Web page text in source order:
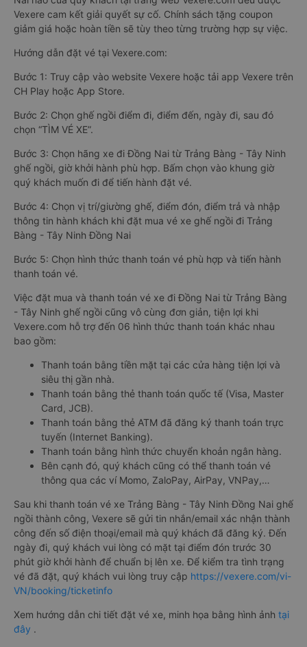
Vexere cam kết giải quyết sự cố. Chính sách tặng coupon
giảm giá hoặc hoàn tiền sẽ tùy theo từng trường hợp sự việc.
Hướng dẫn đặt vé tại Vexere.com:
Bước 1: Truy cập vào website Vexere hoặc tải app Vexere trên
CH Play hoặc App Store.
Bước 2: Chọn ghế ngồi điểm đi, điểm đến, ngày đi, sau đó
chọn “TÌM VÉ XE”.
Bước 3: Chọn hãng xe đi Đồng Nai từ Trảng Bàng - Tây Ninh
ghế ngồi, giờ khởi hành phù hợp. Bấm chọn vào khung giờ
quý khách muốn đi để tiến hành đặt vé.
Bước 4: Chọn vị trí/giường ghế, điểm đón, điểm trả và nhập
thông tin hành khách khi đặt mua vé xe ghế ngồi đi Trảng
Bàng - Tây Ninh Đồng Nai
Bước 5: Chọn hình thức thanh toán vé phù hợp và tiến hành
thanh toán vé.
Việc đặt mua và thanh toán vé xe đi Đồng Nai từ Trảng Bàng
- Tây Ninh ghế ngồi cũng vô cùng đơn giản, tiện lợi khi
Vexere.com hỗ trợ đến 06 hình thức thanh toán khác nhau
bao gồm:
Thanh toán bằng tiền mặt tại các cửa hàng tiện lợi và
siêu thị gần nhà.
Thanh toán bằng thẻ thanh toán quốc tế (Visa, Master
Card, JCB).
Thanh toán bằng thẻ ATM đã đăng ký thanh toán trực
tuyến (Internet Banking).
Thanh toán bằng hình thức chuyển khoản ngân hàng.
Bên cạnh đó, quý khách cũng có thể thanh toán vé
thông qua các ví Momo, ZaloPay, AirPay, VNPay,…
Sau khi thanh toán vé xe Trảng Bàng - Tây Ninh Đồng Nai ghế
ngồi thành công, Vexere sẽ gửi tin nhắn/email xác nhận thành
công đến số điện thoại/email mà quý khách đã đăng ký. Đến
ngày đi, quý khách vui lòng có mặt tại điểm đón trước 30
phút giờ khởi hành để chuẩn bị lên xe. Để kiểm tra tình trạng
vé đã đặt, quý khách vui lòng truy cập https://vexere.com/vi-
VN/booking/ticketinfo
Xem hướng dẫn chi tiết đặt vé xe, minh họa bằng hình ảnh tại
đây .